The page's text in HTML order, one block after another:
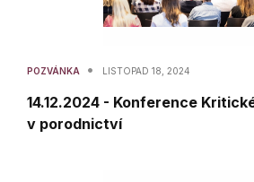
POZVÁNKA • LISTOPAD 18, 2024
14.12.2024 - Konference
v porodnictví